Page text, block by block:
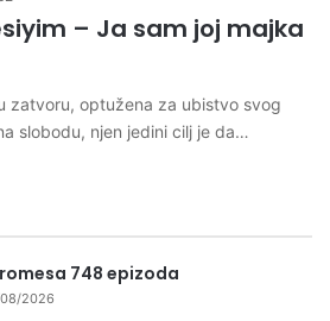
– Ja sam joj majka
zatvoru, optužena za ubistvo svog
slobodu, njen jedini cilj je da…
748 epizoda
2026